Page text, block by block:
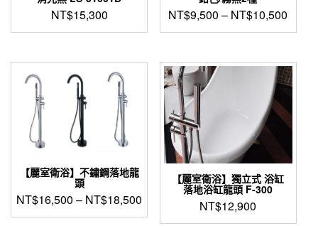
NT$15,300 NT$9,500 – NT$10,500
此
品
可
在
產
品
頁
【麗室衛浴】不鏽鋼落地龍
頭
NT$16,500 – NT$18,500
此
【麗室衛浴】獨立式 浴缸
落地浴缸龍頭 F-300
NT$12,900